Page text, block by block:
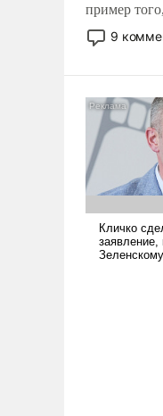
пример
двигаемся
стало
идеей.
9